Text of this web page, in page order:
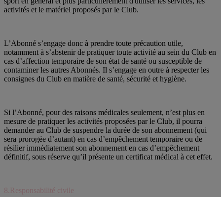
activités et le matériel proposés par le Club.
L’Abonné s’engage donc à prendre toute précaution utile,
notamment à s’abstenir de pratiquer toute activité au sein du Club en
cas d’affection temporaire de son état de santé ou susceptible de
contaminer les autres Abonnés. Il s’engage en outre à respecter les
consignes du Club en matière de santé, sécurité et hygiène.
Si l’Abonné, pour des raisons médicales seulement, n’est plus en
mesure de pratiquer les activités proposées par le Club, il pourra
demander au Club de suspendre la durée de son abonnement (qui
sera prorogée d’autant) en cas d’empêchement temporaire ou de
résilier immédiatement son abonnement en cas d’empêchement
définitif, sous réserve qu’il présente un certificat médical à cet effet.
8.Responsabilité civile